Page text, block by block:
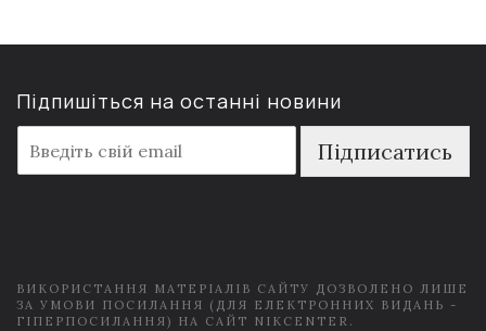
Підпишіться на останні новини
m
a
Підписатись
ВИКОРИСТАННЯ МАТЕРІАЛІВ САЙТУ ДОЗВОЛЕНО ЛИШЕ
ЗА УМОВИ ПОСИЛАННЯ (ДЛЯ ЕЛЕКТРОННИХ ВИДАНЬ -
ГІПЕРПОСИЛАННЯ) НА САЙТ NIKCENTER.